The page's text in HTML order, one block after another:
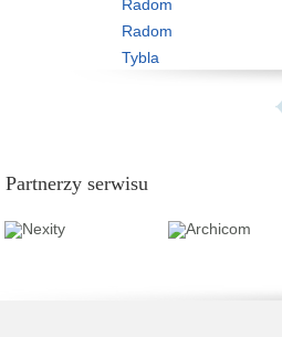
Radom
Radom
Tybla
Partnerzy serwisu